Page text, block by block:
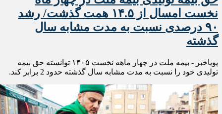
نخست امسال از ۱۴.۵ همت گذشت/ رشد
۹۰ درصدی نسبت به مدت مشابه سال
گذشته
پویاخبر - بیمه ملت در چهار ماهه نخست ۱۴٠۵ توانسته حق بیمه
تولیدی خود را نسبت به مدت مشابه سال گذشته حدود 2 برابر کند.